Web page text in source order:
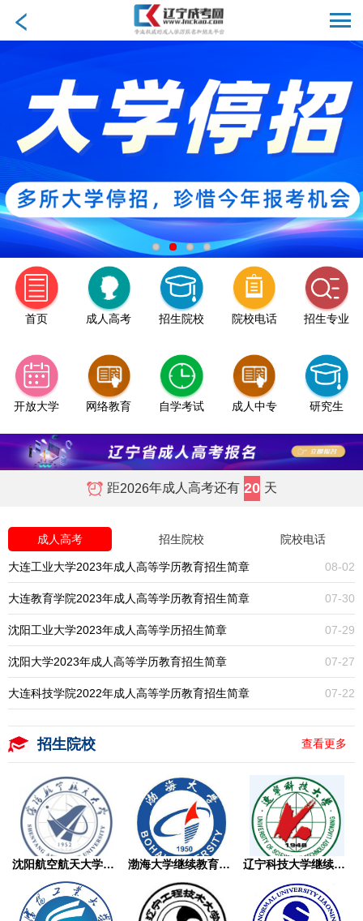
首页 成人高考 招生院校 院校电话 招生专业
开放大学 网络教育 自学考试 成人中专 研究生
距2026年成人高考还有 20 天
成人高考 招生院校 院校电话
08-02
大连工业大学2023年成人高等学历教育招生简章
07-30
大连教育学院2023年成人高等学历教育招生简章
07-29
沈阳工业大学2023年成人高等学历招生简章
07-27
沈阳大学2023年成人高等学历教育招生简章
07-22
大连科技学院2022年成人高等学历教育招生简章
招生院校 查看更多
沈阳航空航天大学继续教育学院成人高考 渤海大学继续教育学院成人高考 辽宁科技大学继续教育学院成人高考